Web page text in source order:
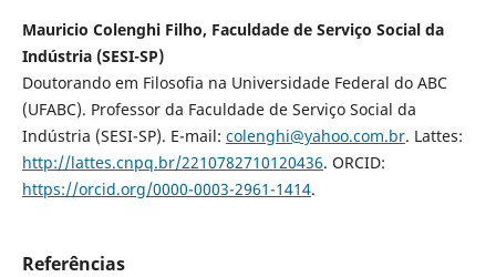
Mauricio Colenghi Filho, Faculdade de Serviço Social da
Indústria (SESI-SP)
Doutorando em Filosofia na Universidade Federal do ABC
(UFABC). Professor da Faculdade de Serviço Social da
Indústria (SESI-SP). E-mail: colenghi@yahoo.com.br. Lattes:
http://lattes.cnpq.br/2210782710120436. ORCID:
https://orcid.org/0000-0003-2961-1414.
Referências